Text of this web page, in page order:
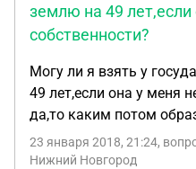
землю на 49 лет,если
собственности?
Могу ли я взять у
49 лет,если она у меня
да,то каким потом
23 января 2018, 21:24,
Нижний Новгород